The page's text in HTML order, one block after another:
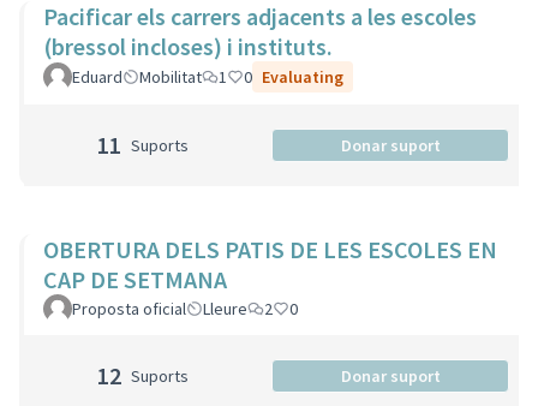
Pacificar els carrers adjacents a les escoles
(bressol incloses) i instituts.
Eduard Mobilitat 1 0 Evaluating
11 Suports Donar suport
OBERTURA DELS PATIS DE LES ESCOLES EN
CAP DE SETMANA
Proposta oficial Lleure 2 0
12 Suports Donar suport